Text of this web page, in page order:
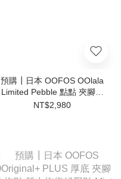
預購┃日本 OOFOS OOlala
Limited Pebble 點點 夾腳拖
拖鞋
NT$2,980